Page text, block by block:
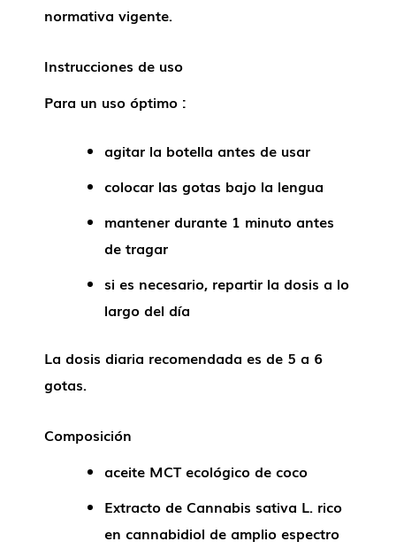
normativa vigente.
Instrucciones de uso
Para un uso óptimo :
agitar la botella antes de usar
colocar las gotas bajo la lengua
mantener durante 1 minuto antes
de tragar
si es necesario, repartir la dosis a lo
largo del día
La dosis diaria recomendada es de 5 a 6
gotas.
Composición
aceite MCT ecológico de coco
Extracto de Cannabis sativa L. rico
en cannabidiol de amplio espectro